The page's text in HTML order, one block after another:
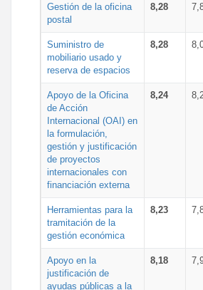
Gestión de la oficina
postal
8,28
Suministro de
mobiliario usado y
reserva de espacios
8,28
Apoyo de la Oficina
de Acción
Internacional (OAI) en
la formulación,
gestión y justificación
de proyectos
internacionales con
financiación externa
8,24
Herramientas para la
tramitación de la
gestión económica
8,23
Apoyo en la
justificación de
ayudas públicas a la
8,18